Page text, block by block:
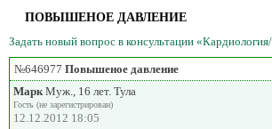
ПОВЫШЕНОЕ ДАВЛЕНИЕ
Задать новый вопрос в консультации
№646977 Повышеное давление
МаркМуж., 16 лет. Тула
Гость (не зарегистрирован)
12.12.2012 18:05